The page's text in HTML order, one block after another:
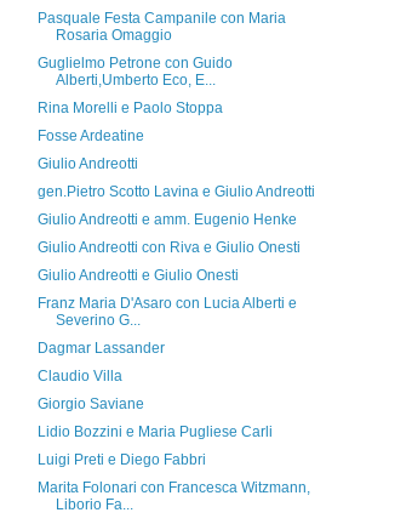
Pasquale Festa Campanile con Maria
Rosaria Omaggio
Guglielmo Petrone con Guido
Alberti,Umberto Eco, E...
Rina Morelli e Paolo Stoppa
Fosse Ardeatine
Giulio Andreotti
gen.Pietro Scotto Lavina e Giulio Andreotti
Giulio Andreotti e amm. Eugenio Henke
Giulio Andreotti con Riva e Giulio Onesti
Giulio Andreotti e Giulio Onesti
Franz Maria D'Asaro con Lucia Alberti e
Severino G...
Dagmar Lassander
Claudio Villa
Giorgio Saviane
Lidio Bozzini e Maria Pugliese Carli
Luigi Preti e Diego Fabbri
Marita Folonari con Francesca Witzmann,
Liborio Fa...